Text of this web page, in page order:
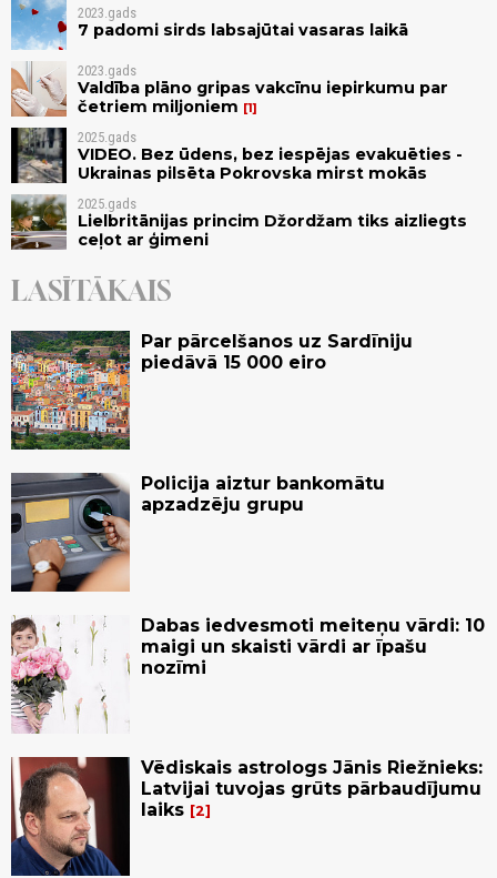
2023.gads
7 padomi sirds labsajūtai vasaras laikā
2023.gads
Valdība plāno gripas vakcīnu iepirkumu par
četriem miljoniem
1
2025.gads
VIDEO. Bez ūdens, bez iespējas evakuēties -
Ukrainas pilsēta Pokrovska mirst mokās
2025.gads
Lielbritānijas princim Džordžam tiks aizliegts
ceļot ar ģimeni
LASĪTĀKAIS
Par pārcelšanos uz Sardīniju
piedāvā 15 000 eiro
Policija aiztur bankomātu
apzadzēju grupu
Dabas iedvesmoti meiteņu vārdi: 10
maigi un skaisti vārdi ar īpašu
nozīmi
Vēdiskais astrologs Jānis Riežnieks:
Latvijai tuvojas grūts pārbaudījumu
laiks
2